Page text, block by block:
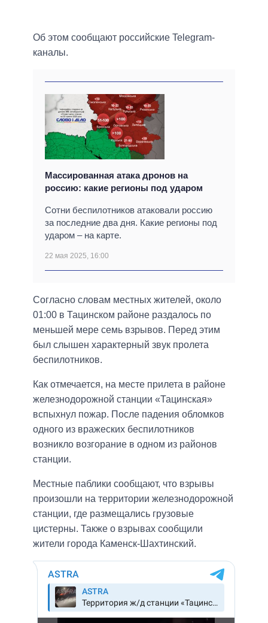
Об этом сообщают российские Telegram-
каналы.
Массированная атака дронов на
россию: какие регионы под ударом
Сотни беспилотников атаковали россию
за последние два дня. Какие регионы под
ударом – на карте.
22 мая 2025, 16:00
Согласно словам местных жителей, около
01:00 в Тацинском районе раздалось по
меньшей мере семь взрывов. Перед этим
был слышен характерный звук пролета
беспилотников.
Как отмечается, на месте прилета в районе
железнодорожной станции «Тацинская»
вспыхнул пожар. После падения обломков
одного из вражеских беспилотников
возникло возгорание в одном из районов
станции.
Местные паблики сообщают, что взрывы
произошли на территории железнодорожной
станции, где размещались грузовые
цистерны. Также о взрывах сообщили
жители города Каменск-Шахтинский.